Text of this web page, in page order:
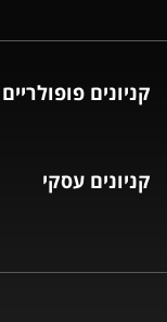
קניונים פופולריים
קניונים עסקי